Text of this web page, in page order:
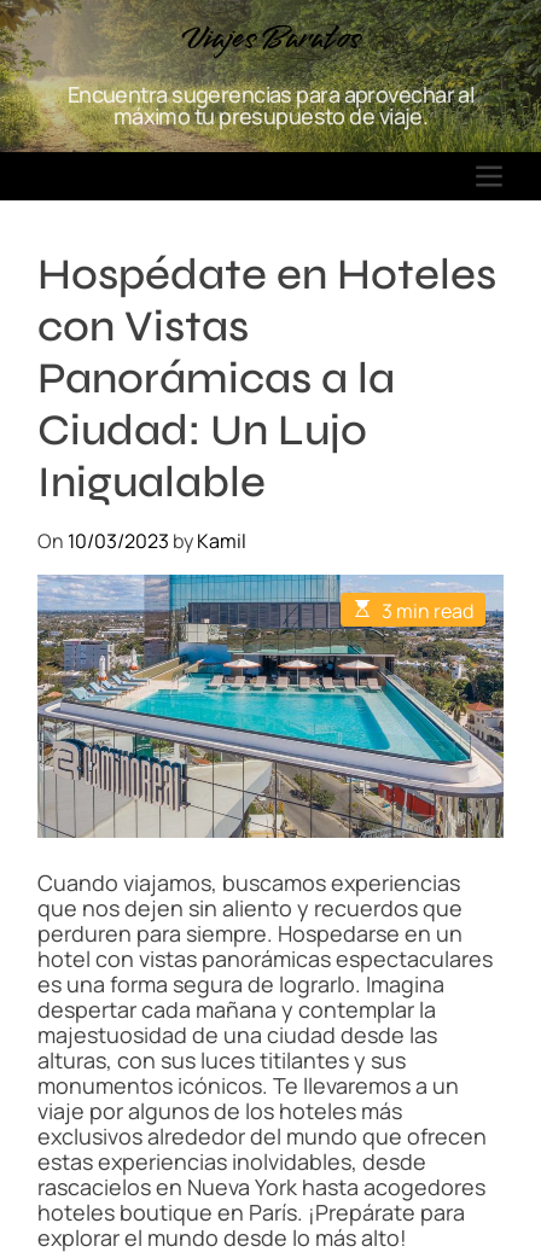
S
k
i
p
t
o
Viajes Baratos
Encuentra sugerencias para aprovechar al
máximo tu presupuesto de viaje.
M
E
U
Hospédate en Hoteles
con Vistas
Panorámicas a la
Ciudad: Un Lujo
Inigualable
On 10/03/2023 byKamil
E
s
t
i
m
a
t
e
d
r
e
a
d
i
m
e
3 min read
Cuando viajamos, buscamos experiencias
que nos dejen sin aliento y recuerdos que
perduren para siempre. Hospedarse en un
hotel con vistas panorámicas espectaculares
es una forma segura de lograrlo. Imagina
despertar cada mañana y contemplar la
majestuosidad de una ciudad desde las
alturas, con sus luces titilantes y sus
monumentos icónicos. Te llevaremos a un
viaje por algunos de los hoteles más
exclusivos alrededor del mundo que ofrecen
estas experiencias inolvidables, desde
rascacielos en Nueva York hasta acogedores
hoteles boutique en París. ¡Prepárate para
explorar el mundo desde lo más alto!